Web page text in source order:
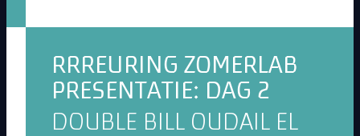
RRREURING ZOMERLAB
PRESENTATIE: DAG 2
DOUBLE BILL OUDAIL EL